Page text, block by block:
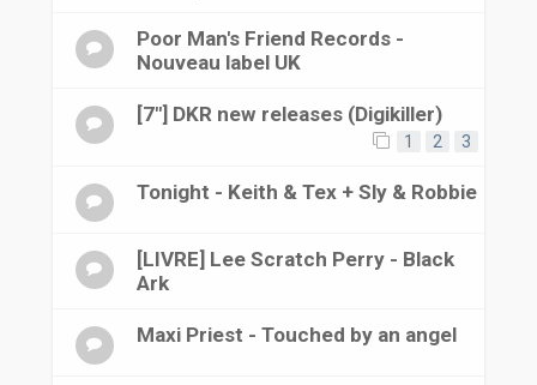
Poor Man's Friend Records -
Nouveau label UK
[7"] DKR new releases (Digikiller)
1 2 3
Tonight - Keith & Tex + Sly & Robbie
[LIVRE] Lee Scratch Perry - Black
Ark
Maxi Priest - Touched by an angel